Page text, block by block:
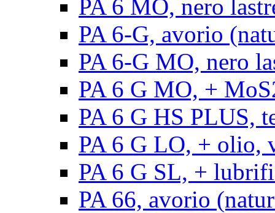
PA 6 MO, nero
PA 6-G, avorio
PA 6-G MO, nero
PA 6 G MO, +
PA 6 G HS PLUS,
PA 6 G LO, + olio,
PA 6 G SL, +
PA 66, avorio